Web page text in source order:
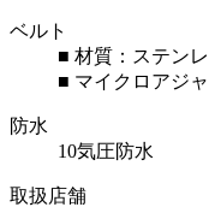
ベルト
■ 材質：ステン
■ マイクロアジ
防水
10気圧防水
取扱店舗